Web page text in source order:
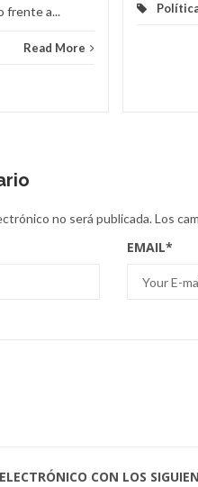
frente a...
Read More
no será publicada.Los
EMAIL*
CON LOS